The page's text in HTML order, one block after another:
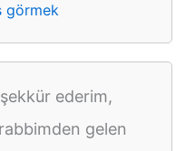
görmek
ederim,
gelen